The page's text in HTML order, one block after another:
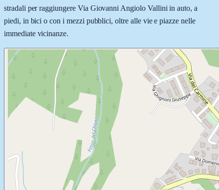
stradali per raggiungere Via Giovanni Angiolo Vallini in auto, a
piedi, in bici o con i mezzi pubblici, oltre alle vie e piazze nelle
immediate vicinanze.